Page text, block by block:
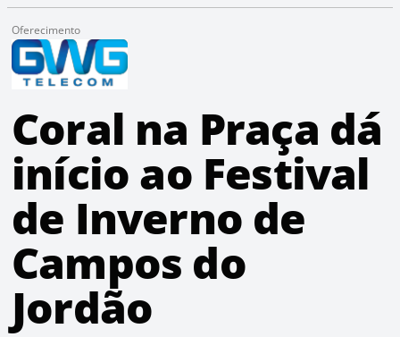
Oferecimento
Coral na Praça dá
início ao Festival
de Inverno de
Campos do
Jordão